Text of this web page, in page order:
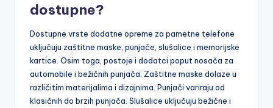
dostupne?
Dostupne vrste dodatne opreme za pametne telefone
uključuju zaštitne maske, punjače, slušalice i memorijske
kartice. Osim toga, postoje i dodatci poput nosača za
automobile i bežičnih punjača. Zaštitne maske dolaze u
različitim materijalima i dizajnima. Punjači variraju od
klasičnih do brzih punjača. Slušalice uključuju bežične i